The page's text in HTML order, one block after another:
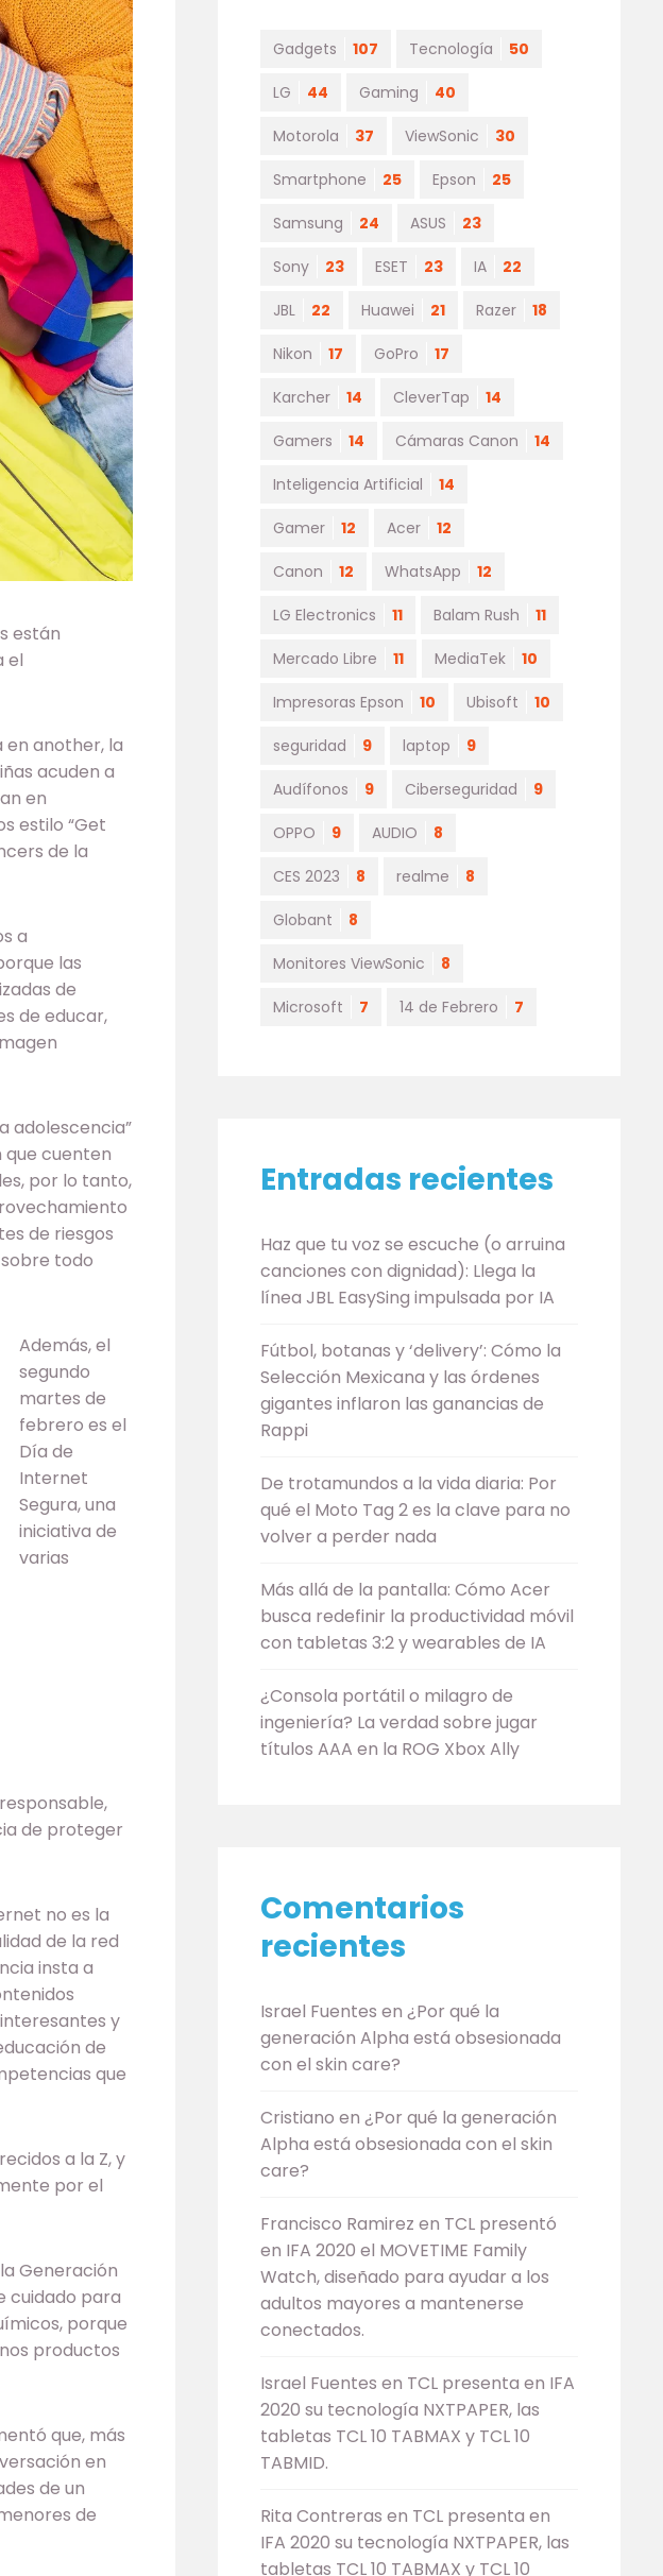
están
el
en another, la
acuden a
en
estilo “Get
de la
a
las
de
de educar,
adolescencia”
que cuenten
por lo tanto,
de riesgos
todo
Además, el
segundo
martes de
febrero es el
Día de
Internet
Segura, una
iniciativa de
varias
de proteger
no es la
de la red
insta a
y
de
que
a la Z, y
por el
Generación
cuidado para
porque
productos
que, más
en
de un
de
Gadgets 107 Tecnología 50
LG 44 Gaming 40
Motorola 37 ViewSonic 30
Smartphone 25 Epson 25
Samsung 24 ASUS 23
Sony 23 ESET 23 IA 22
JBL 22 Huawei 21 Razer 18
Nikon 17 GoPro 17
Karcher 14 CleverTap 14
Gamers 14 Cámaras Canon 14
Inteligencia Artificial 14
Gamer 12 Acer 12
Canon 12 WhatsApp 12
LG Electronics 11 Balam Rush 11
Mercado Libre 11 MediaTek 10
Impresoras Epson 10 Ubisoft 10
seguridad 9 laptop 9
Audífonos 9 Ciberseguridad 9
OPPO 9 AUDIO 8
CES 2023 8 realme 8
Globant 8
Monitores ViewSonic 8
Microsoft 7 14 de Febrero 7
Entradas recientes
Haz que tu voz se escuche (o arruina
canciones con dignidad): Llega la
línea JBL EasySing impulsada por IA
Fútbol, botanas y ‘delivery’: Cómo la
Selección Mexicana y las órdenes
gigantes inflaron las ganancias de
Rappi
De trotamundos a la vida diaria: Por
qué el Moto Tag 2 es la clave para no
volver a perder nada
Más allá de la pantalla: Cómo Acer
busca redefinir la productividad móvil
con tabletas 3:2 y wearables de IA
¿Consola portátil o milagro de
ingeniería? La verdad sobre jugar
títulos AAA en la ROG Xbox Ally
Comentarios
recientes
Israel Fuentes en ¿Por qué la
generación Alpha está obsesionada
con el skin care?
Cristiano en ¿Por qué la generación
Alpha está obsesionada con el skin
care?
Francisco Ramirez en TCL presentó
en IFA 2020 el MOVETIME Family
Watch, diseñado para ayudar a los
adultos mayores a mantenerse
conectados.
Israel Fuentes en TCL presenta en IFA
2020 su tecnología NXTPAPER, las
tabletas TCL 10 TABMAX y TCL 10
TABMID.
Rita Contreras en TCL presenta en
IFA 2020 su tecnología NXTPAPER, las
tabletas TCL 10 TABMAX y TCL 10